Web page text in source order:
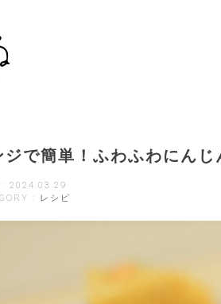
ジで簡単！ふわふわにんじ
: 2024.03.29
: レシピ